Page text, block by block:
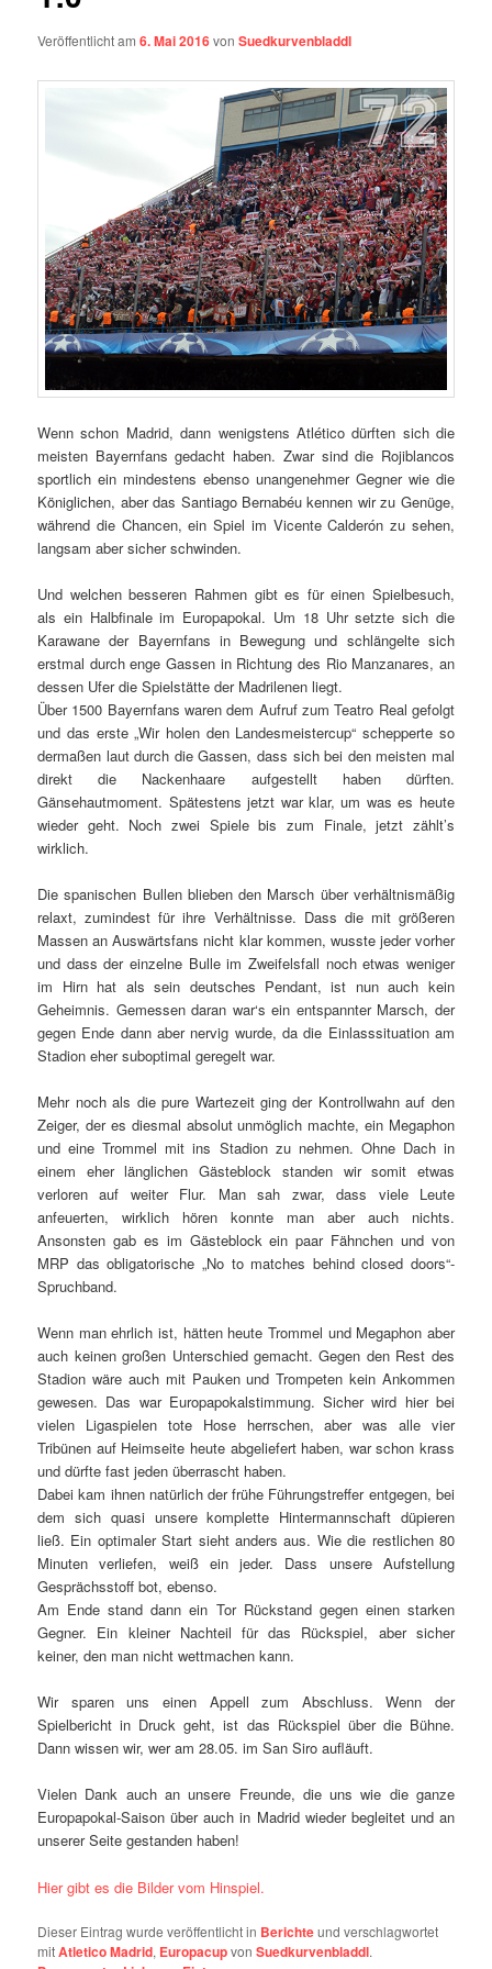
Veröffentlicht am6. Mai 2016vonSuedkurvenbladdl
Wenn schon Madrid, dann wenigstens Atlético dürften sich die
meisten Bayernfans gedacht haben. Zwar sind die Rojiblancos
sportlich ein mindestens ebenso unangenehmer Gegner wie die
Königlichen, aber das Santiago Bernabéu kennen wir zu Genüge,
während die Chancen, ein Spiel im Vicente Calderón zu sehen,
langsam aber sicher schwinden.
Und welchen besseren Rahmen gibt es für einen Spielbesuch,
als ein Halbfinale im Europapokal. Um 18 Uhr setzte sich die
Karawane der Bayernfans in Bewegung und schlängelte sich
erstmal durch enge Gassen in Richtung des Rio Manzanares, an
dessen Ufer die Spielstätte der Madrilenen liegt.
Über 1500 Bayernfans waren dem Aufruf zum Teatro Real gefolgt
und das erste „Wir holen den Landesmeistercup“ schepperte so
dermaßen laut durch die Gassen, dass sich bei den meisten mal
direkt die Nackenhaare aufgestellt haben dürften.
Gänsehautmoment. Spätestens jetzt war klar, um was es heute
wieder geht. Noch zwei Spiele bis zum Finale, jetzt zählt’s
wirklich.
Die spanischen Bullen blieben den Marsch über verhältnismäßig
relaxt, zumindest für ihre Verhältnisse. Dass die mit größeren
Massen an Auswärtsfans nicht klar kommen, wusste jeder vorher
und dass der einzelne Bulle im Zweifelsfall noch etwas weniger
im Hirn hat als sein deutsches Pendant, ist nun auch kein
Geheimnis. Gemessen daran war‘s ein entspannter Marsch, der
gegen Ende dann aber nervig wurde, da die Einlasssituation am
Stadion eher suboptimal geregelt war.
Mehr noch als die pure Wartezeit ging der Kontrollwahn auf den
Zeiger, der es diesmal absolut unmöglich machte, ein Megaphon
und eine Trommel mit ins Stadion zu nehmen. Ohne Dach in
einem eher länglichen Gästeblock standen wir somit etwas
verloren auf weiter Flur. Man sah zwar, dass viele Leute
anfeuerten, wirklich hören konnte man aber auch nichts.
Ansonsten gab es im Gästeblock ein paar Fähnchen und von
MRP das obligatorische „No to matches behind closed doors“-
Spruchband.
Wenn man ehrlich ist, hätten heute Trommel und Megaphon aber
auch keinen großen Unterschied gemacht. Gegen den Rest des
Stadion wäre auch mit Pauken und Trompeten kein Ankommen
gewesen. Das war Europapokalstimmung. Sicher wird hier bei
vielen Ligaspielen tote Hose herrschen, aber was alle vier
Tribünen auf Heimseite heuteabgeliefert haben, war schon krass
und dürfte fast jeden überrascht haben.
Dabei kam ihnen natürlich der frühe Führungstreffer entgegen, bei
dem sich quasi unsere komplette Hintermannschaft düpieren
ließ. Ein optimaler Start sieht anders aus. Wie die restlichen 80
Minuten verliefen, weiß ein jeder. Dass unsere Aufstellung
Gesprächsstoff bot, ebenso.
Am Ende stand dann ein Tor Rückstand gegen einen starken
Gegner. Ein kleiner Nachteil für das Rückspiel, aber sicher
keiner, den man nicht wettmachen kann.
Wir sparen uns einen Appell zum Abschluss. Wenn der
Spielbericht in Druck geht, ist das Rückspiel über die Bühne.
Dann wissen wir, wer am28.05. im San Siro aufläuft.
Vielen Dank auch an unsere Freunde, die uns wie die ganze
Europapokal-Saison über auch in Madrid wieder begleitet und an
unserer Seite gestanden haben!
Hier gibt es die Bilder vom Hinspiel.
Dieser Eintrag wurde veröffentlicht in Berichteund verschlagwortet
mitAtletico Madrid, EuropacupvonSuedkurvenbladdl.